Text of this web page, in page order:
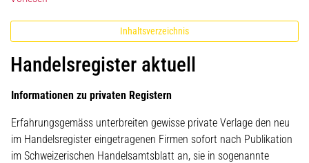
Inhaltsverzeichnis
Handelsregister aktuell
Informationen zu privaten Registern
Erfahrungsgemäss unterbreiten gewisse private Verlage den neu
im Handelsregister eingetragenen Firmen sofort nach Publikation
im Schweizerischen Handelsamtsblatt an, sie in sogenannte